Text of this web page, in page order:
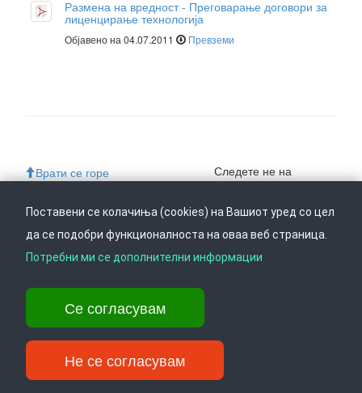
Размена на вредност - Преговарање договори за
лиценцирање технологија
Објавено на 04.07.2011 Превземи
Врати се горе Следете не на
Ул. Даме Груев 14, Катна гаража Беко на 1-виот кат, 1000 Скопје,
Тел: +389 2 3103 601 (641), Факс: +389 2 3137 149 |
Поставени се колачиња (cookies) на Вашиот уред со цел
да се подобри функционалноста на оваа веб страница.
Потребни ми се дополнителни информации
Се согласувам
Не се согласувам